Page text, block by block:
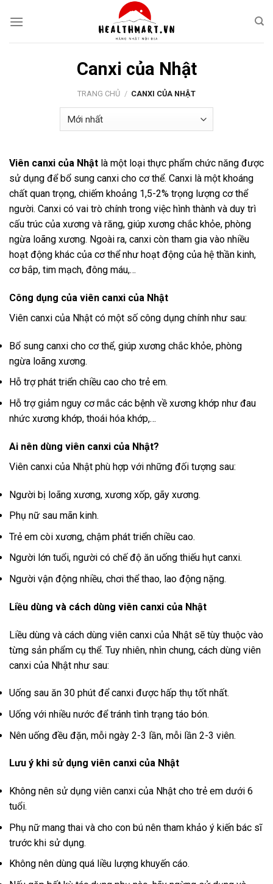
Canxi của Nhật
TRANG CHỦ / CANXI CỦA NHẬT
Viên canxi của Nhật là một loại thực phẩm chức năng được
sử dụng để bổ sung canxi cho cơ thể. Canxi là một khoáng
chất quan trọng, chiếm khoảng 1,5-2% trọng lượng cơ thể
người. Canxi có vai trò chính trong việc hình thành và duy trì
cấu trúc của xương và răng, giúp xương chắc khỏe, phòng
ngừa loãng xương. Ngoài ra, canxi còn tham gia vào nhiều
hoạt động khác của cơ thể như hoạt động của hệ thần kinh,
cơ bắp, tim mạch, đông máu,…
Công dụng của viên canxi của Nhật
Viên canxi của Nhật có một số công dụng chính như sau:
Bổ sung canxi cho cơ thể, giúp xương chắc khỏe, phòng
ngừa loãng xương.
Hỗ trợ phát triển chiều cao cho trẻ em.
Hỗ trợ giảm nguy cơ mắc các bệnh về xương khớp như đau
nhức xương khớp, thoái hóa khớp,…
Ai nên dùng viên canxi của Nhật?
Viên canxi của Nhật phù hợp với những đối tượng sau:
Người bị loãng xương, xương xốp, gãy xương.
Phụ nữ sau mãn kinh.
Trẻ em còi xương, chậm phát triển chiều cao.
Người lớn tuổi, người có chế độ ăn uống thiếu hụt canxi.
Người vận động nhiều, chơi thể thao, lao động nặng.
Liều dùng và cách dùng viên canxi của Nhật
Liều dùng và cách dùng viên canxi của Nhật sẽ tùy thuộc vào
từng sản phẩm cụ thể. Tuy nhiên, nhìn chung, cách dùng viên
canxi của Nhật như sau:
Uống sau ăn 30 phút để canxi được hấp thụ tốt nhất.
Uống với nhiều nước để tránh tình trạng táo bón.
Nên uống đều đặn, mỗi ngày 2-3 lần, mỗi lần 2-3 viên.
Lưu ý khi sử dụng viên canxi của Nhật
Không nên sử dụng viên canxi của Nhật cho trẻ em dưới 6
tuổi.
Phụ nữ mang thai và cho con bú nên tham khảo ý kiến bác sĩ
trước khi sử dụng.
Không nên dùng quá liều lượng khuyến cáo.